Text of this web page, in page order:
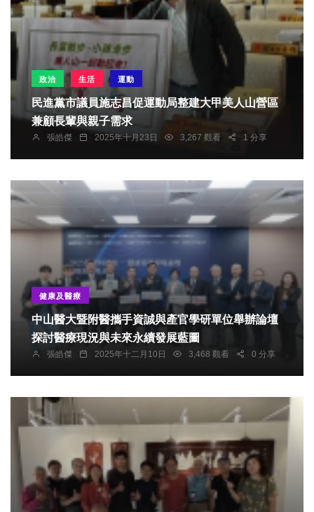
政治 生活 運動
民進黨市議員施志昌促運動局整建大甲美人山營區
兼顧長輩與親子需求
張皓傑 2025年十月23日 3,267 觀看 1 分享
健康及醫療
中山醫大暨附醫攜手資誠與產官學研單位舉辦論壇
探討醫療現況與未來永續發展藍圖
張皓傑 2025年十二月10日 3,468 觀看 0 分享